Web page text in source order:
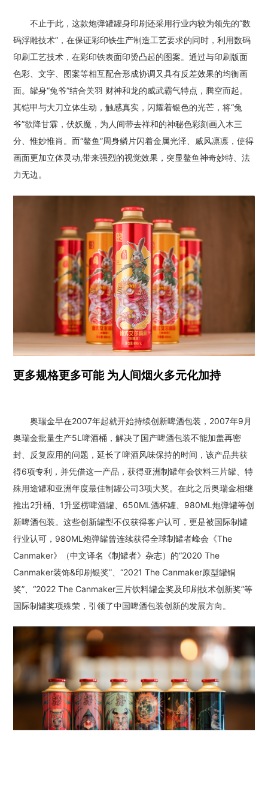
不止于此，这款炮弹罐罐身印刷还采用行业内较为领先的“数
码浮雕技术”，在保证彩印铁生产制造工艺要求的同时，利用数码
印刷工艺技术，在彩印铁表面印烫凸起的图案。通过与印刷版面
色彩、文字、图案等相互配合形成协调又具有反差效果的均衡画
面。罐身“兔爷”结合关羽 财神和龙的威武霸气特点，腾空而起。
其铠甲与大刀立体生动，触感真实，闪耀着银色的光芒，将“兔
爷”欲降甘霖，伏妖魔，为人间带去祥和的神秘色彩刻画入木三
分、惟妙惟肖。而“鳌鱼”周身鳞片闪着金属光泽、威风凛凛，使得
画面更加立体灵动,带来强烈的视觉效果，突显鳌鱼神奇妙特、法
力无边。
更多规格更多可能 为人间烟火多元化加持
奥瑞金早在2007年起就开始持续创新啤酒包装，2007年9月
奥瑞金批量生产5L啤酒桶，解决了国产啤酒包装不能加盖再密
封、反复应用的问题，延长了啤酒风味保持的时间，该产品共获
得6项专利，并凭借这一产品，获得亚洲制罐年会饮料三片罐、特
殊用途罐和亚洲年度最佳制罐公司3项大奖。在此之后奥瑞金相继
推出2升桶、1升竖楞啤酒罐、650ML酒杯罐、980ML炮弹罐等创
新啤酒包装。这些创新罐型不仅获得客户认可，更是被国际制罐
行业认可，980ML炮弹罐曾连续获得全球制罐者峰会《The
Canmaker》（中文译名《制罐者》杂志）的“2020 The
Canmaker装饰&印刷银奖”、“2021 The Canmaker原型罐铜
奖”、“2022 The Canmaker三片饮料罐金奖及印刷技术创新奖”等
国际制罐奖项殊荣，引领了中国啤酒包装创新的发展方向。